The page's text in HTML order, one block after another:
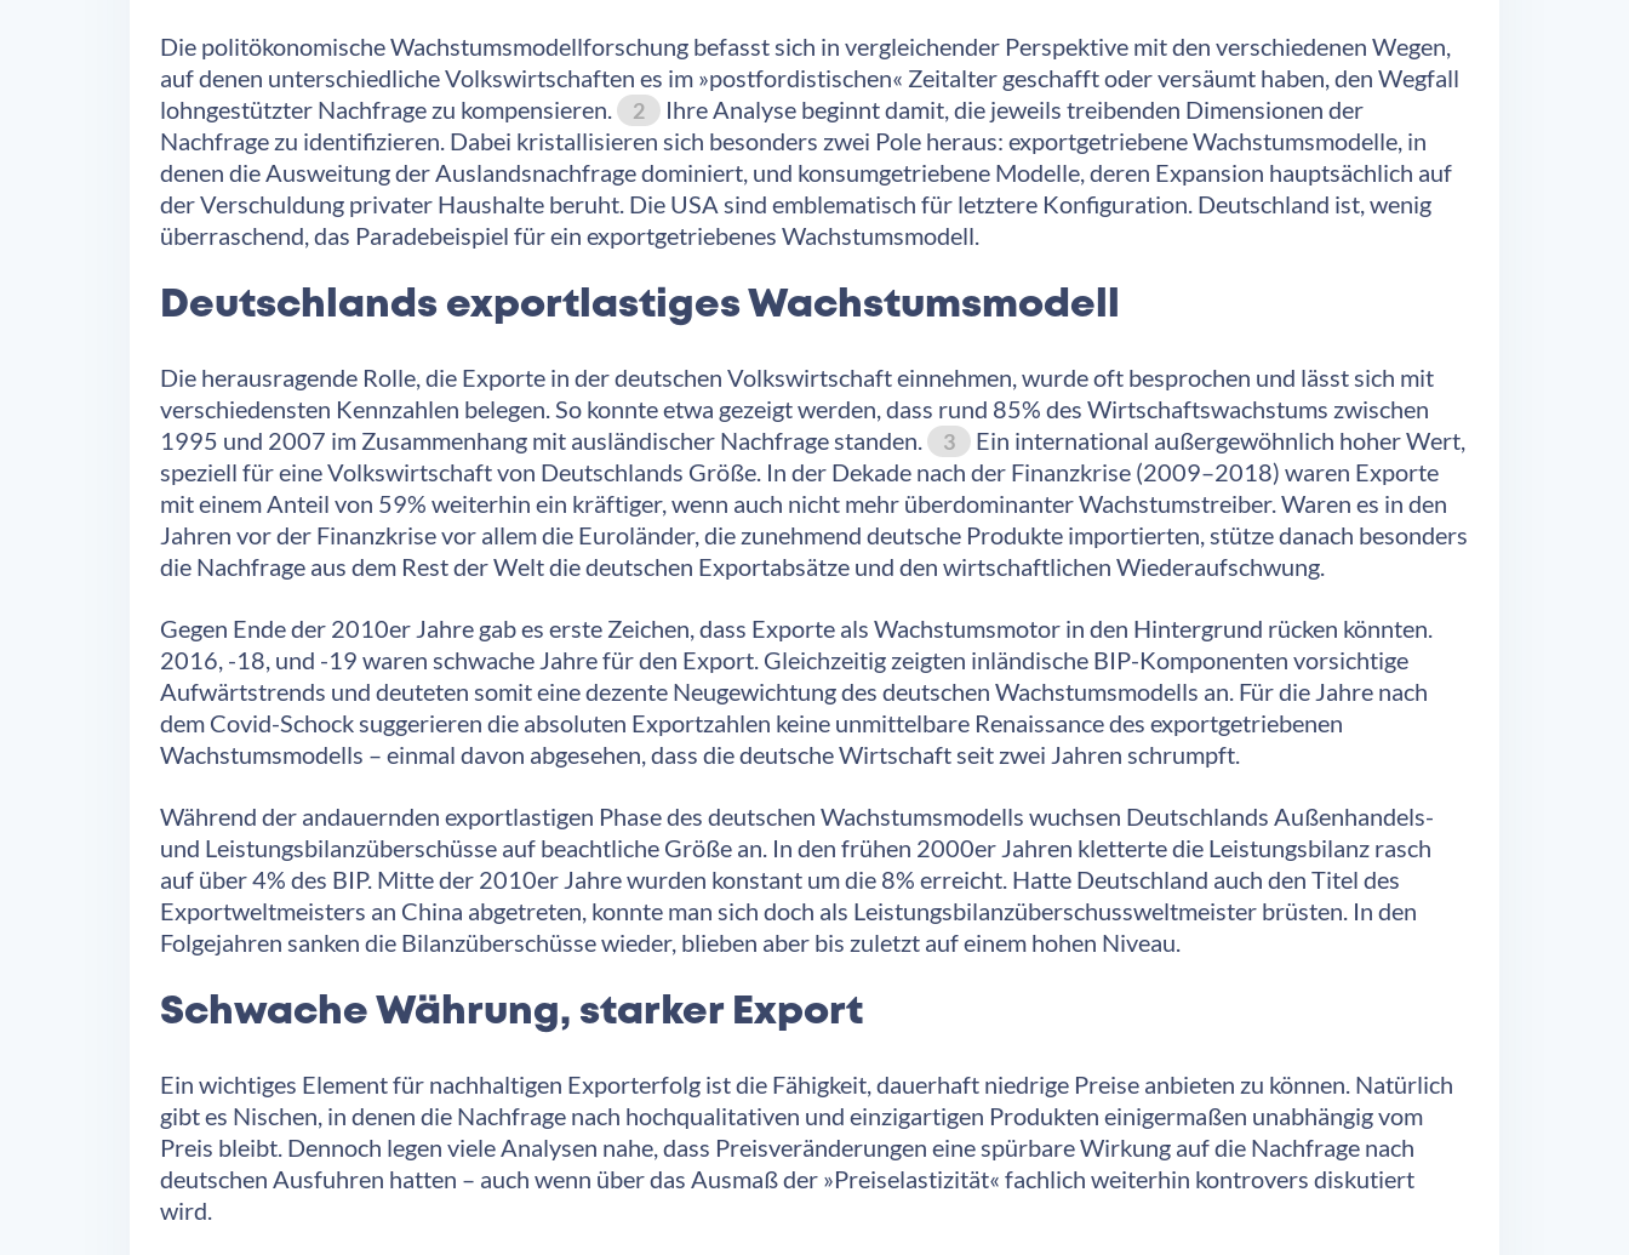
Die politökonomische Wachstumsmodellforschung befasst sich in vergleichender Perspektive mit den verschiedenen Wegen,
auf denen unterschiedliche Volkswirtschaften es im »postfordistischen« Zeitalter geschafft oder versäumt haben, den Wegfall
lohngestützter Nachfrage zu kompensieren.
2
Ihre Analyse beginnt damit, die jeweils treibenden Dimensionen der
Nachfrage zu identifizieren. Dabei kristallisieren sich besonders zwei Pole heraus: exportgetriebene Wachstumsmodelle, in
denen die Ausweitung der Auslandsnachfrage dominiert, und konsumgetriebene Modelle, deren Expansion hauptsächlich auf
der Verschuldung privater Haushalte beruht. Die USA sind emblematisch für letztere Konfiguration. Deutschland ist, wenig
überraschend, das Paradebeispiel für ein exportgetriebenes Wachstumsmodell.
Deutschlands exportlastiges Wachstumsmodell
Die herausragende Rolle, die Exporte in der deutschen Volkswirtschaft einnehmen, wurde oft besprochen und lässt sich mit
verschiedensten Kennzahlen belegen. So konnte etwa gezeigt werden, dass rund 85% des Wirtschaftswachstums zwischen
1995 und 2007 im Zusammenhang mit ausländischer Nachfrage standen.
3
Ein international außergewöhnlich hoher Wert,
speziell für eine Volkswirtschaft von Deutschlands Größe. In der Dekade nach der Finanzkrise (2009–2018) waren Exporte
mit einem Anteil von 59% weiterhin ein kräftiger, wenn auch nicht mehr überdominanter Wachstumstreiber. Waren es in den
Jahren vor der Finanzkrise vor allem die Euroländer, die zunehmend deutsche Produkte importierten, stütze danach besonders
die Nachfrage aus dem Rest der Welt die deutschen Exportabsätze und den wirtschaftlichen Wiederaufschwung.
Gegen Ende der 2010er Jahre gab es erste Zeichen, dass Exporte als Wachstumsmotor in den Hintergrund rücken könnten.
2016, -18, und -19 waren schwache Jahre für den Export. Gleichzeitig zeigten inländische BIP-Komponenten vorsichtige
Aufwärtstrends und deuteten somit eine dezente Neugewichtung des deutschen Wachstumsmodells an. Für die Jahre nach
dem Covid-Schock suggerieren die absoluten Exportzahlen keine unmittelbare Renaissance des exportgetriebenen
Wachstumsmodells – einmal davon abgesehen, dass die deutsche Wirtschaft seit zwei Jahren schrumpft.
Während der andauernden exportlastigen Phase des deutschen Wachstumsmodells wuchsen Deutschlands Außenhandels-
und Leistungsbilanzüberschüsse auf beachtliche Größe an. In den frühen 2000er Jahren kletterte die Leistungsbilanz rasch
auf über 4% des BIP. Mitte der 2010er Jahre wurden konstant um die 8% erreicht. Hatte Deutschland auch den Titel des
Exportweltmeisters an China abgetreten, konnte man sich doch als Leistungsbilanzüberschussweltmeister brüsten. In den
Folgejahren sanken die Bilanzüberschüsse wieder, blieben aber bis zuletzt auf einem hohen Niveau.
Schwache Währung, starker Export
Ein wichtiges Element für nachhaltigen Exporterfolg ist die Fähigkeit, dauerhaft niedrige Preise anbieten zu können. Natürlich
gibt es Nischen, in denen die Nachfrage nach hochqualitativen und einzigartigen Produkten einigermaßen unabhängig vom
Preis bleibt. Dennoch legen viele Analysen nahe, dass Preisveränderungen eine spürbare Wirkung auf die Nachfrage nach
deutschen Ausfuhren hatten – auch wenn über das Ausmaß der »Preiselastizität« fachlich weiterhin kontrovers diskutiert
wird.